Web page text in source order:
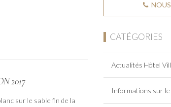
2017
sur le sable fin de la
CATÉGORIES
Actualités Hôtel
Informations sur